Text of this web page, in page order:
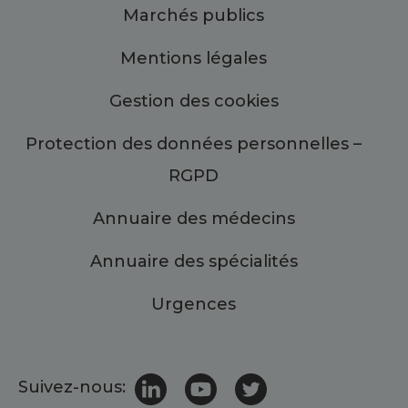
Marchés publics
Mentions légales
Gestion des cookies
Protection des données personnelles –
RGPD
Annuaire des médecins
Annuaire des spécialités
Urgences
Suivez-nous: